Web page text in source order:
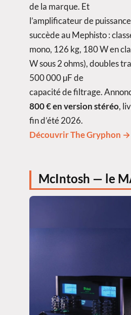
de la marque. Et
l’amplificateur de puissance
succède au Mephisto :
mono, 126 kg, 180 W en
W sous 2 ohms), doubles
500 000 µF de
capacité de filtrage.
800 € en version stéréo,
fin d’été 2026.
Découvrir The Gryphon →
McIntosh — le